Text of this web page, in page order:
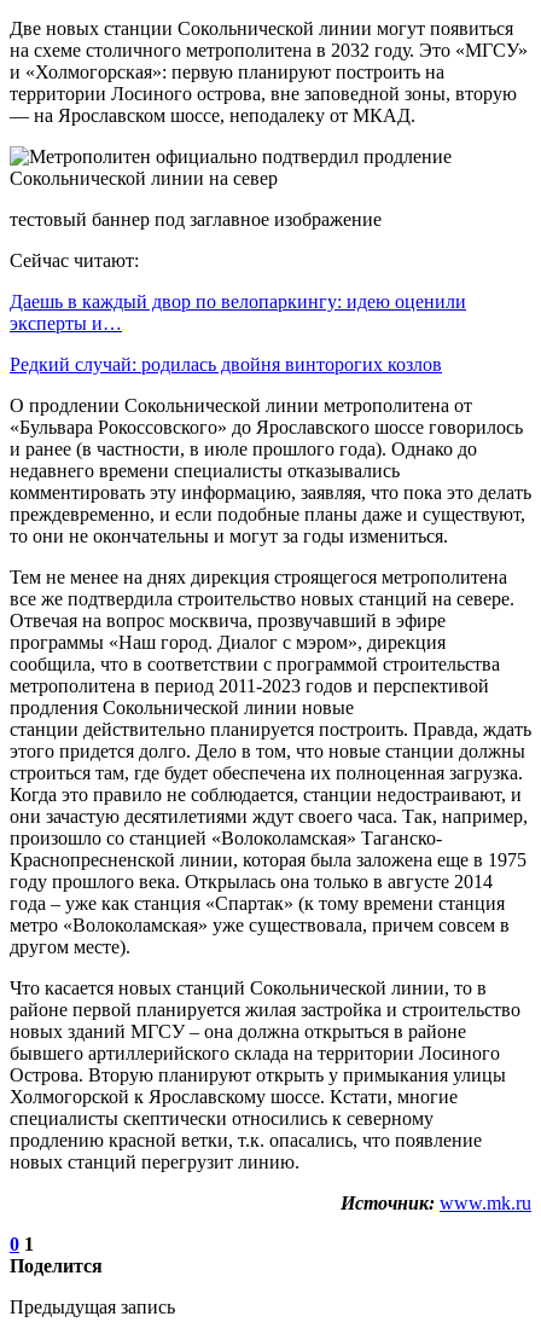
Две новых станции Сокольнической линии могут появиться
на схеме столичного метрополитена в 2032 году. Это «МГСУ»
и «Холмогорская»: первую планируют построить на
территории Лосиного острова, вне заповедной зоны, вторую
— на Ярославском шоссе, неподалеку от МКАД.
тестовый баннер под заглавное изображение
Сейчас читают:
Даешь в каждый двор по велопаркингу: идею оценили
эксперты и…
Редкий случай: родилась двойня винторогих козлов
О продлении Сокольнической линии метрополитена от
«Бульвара Рокоссовского» до Ярославского шоссе говорилось
и ранее (в частности, в июле прошлого года). Однако до
недавнего времени специалисты отказывались
комментировать эту информацию, заявляя, что пока это делать
преждевременно, и если подобные планы даже и существуют,
то они не окончательны и могут за годы измениться.
Тем не менее на днях дирекция строящегося метрополитена
все же подтвердила строительство новых станций на севере.
Отвечая на вопрос москвича, прозвучавший в эфире
программы «Наш город. Диалог с мэром», дирекция
сообщила, что в соответствии с программой строительства
метрополитена в период 2011-2023 годов и перспективой
продления Сокольнической линии новые
станции действительно планируется построить. Правда, ждать
этого придется долго. Дело в том, что новые станции должны
строиться там, где будет обеспечена их полноценная загрузка.
Когда это правило не соблюдается, станции недостраивают, и
они зачастую десятилетиями ждут своего часа. Так, например,
произошло со станцией «Волоколамская» Таганско-
Краснопресненской линии, которая была заложена еще в 1975
году прошлого века. Открылась она только в августе 2014
года – уже как станция «Спартак» (к тому времени станция
метро «Волоколамская» уже существовала, причем совсем в
другом месте).
Что касается новых станций Сокольнической линии, то в
районе первой планируется жилая застройка и строительство
новых зданий МГСУ – она должна открыться в районе
бывшего артиллерийского склада на территории Лосиного
Острова. Вторую планируют открыть у примыкания улицы
Холмогорской к Ярославскому шоссе. Кстати, многие
специалисты скептически относились к северному
продлению красной ветки, т.к. опасались, что появление
новых станций перегрузит линию.
Источник: www.mk.ru
0 1
Поделится
Предыдущая запись